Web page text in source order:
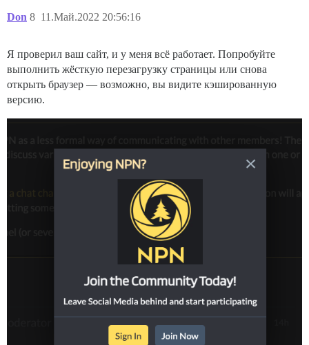
Don 11.Май.2022 20:56:16
8
Я проверил ваш сайт, и у меня всё работает. Попробуйте
выполнить жёсткую перезагрузку страницы или снова
открыть браузер — возможно, вы видите кэшированную
версию.